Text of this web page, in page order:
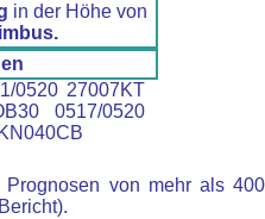
in der Höhe von
0520 27007KT
0517/0520
Prognosen von mehr als